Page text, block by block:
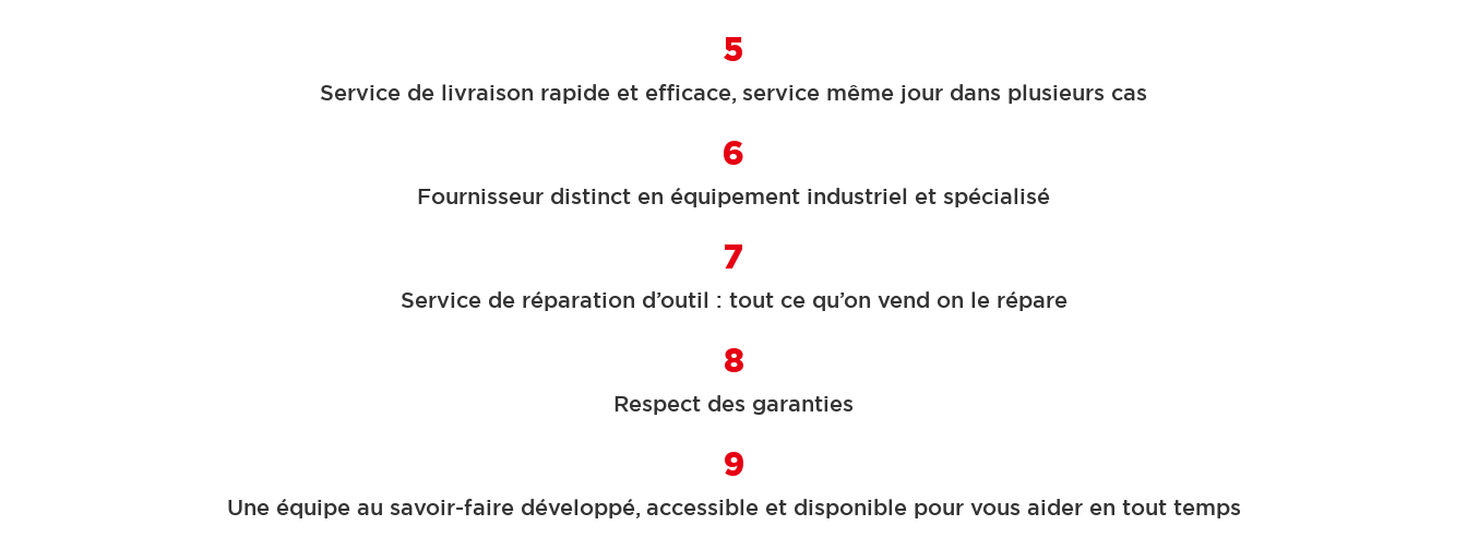
5
Service de livraison rapide et efficace, service même jour dans plusieurs cas
6
Fournisseur distinct en équipement industriel et spécialisé
7
Service de réparation d’outil : tout ce qu’on vend on le répare
8
Respect des garanties
9
Une équipe au savoir-faire développé, accessible et disponible pour vous aider en tout temps